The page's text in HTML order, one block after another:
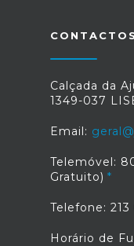
CONTACTOS
Calçada da
1349-037
Email:
Telemóvel:
Gratuito)
Telefone: 213
Horário de